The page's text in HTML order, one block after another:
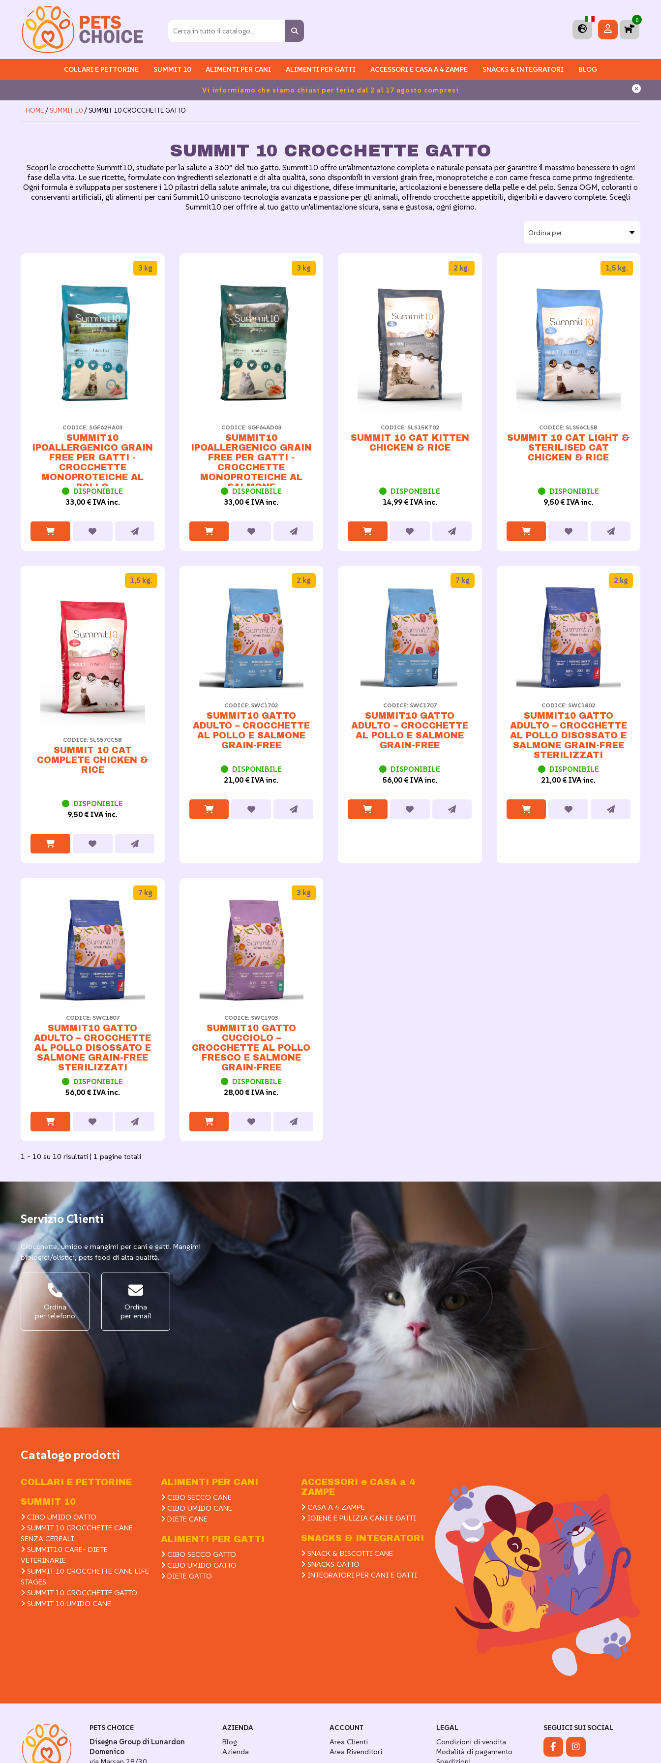
0
COLLARI E PETTORINE SUMMIT 10 ALIMENTI PER CANI ALIMENTI PER GATTI ACCESSORI E CASA A 4 ZAMPE SNACKS & INTEGRATORI BLOG
Spese di spedizione gratuite per ordini superiori a 39,90 euro in Italia
HOME / SUMMIT 10 / SUMMIT 10 CROCCHETTE GATTO
SUMMIT 10 CROCCHETTE GATTO
Scopri le crocchette Summit10, studiate per la salute a 360° del tuo gatto. Summit10 offre un’alimentazione completa e naturale pensata per garantire il massimo benessere in ogni
fase della vita. Le sue ricette, formulate con ingredienti selezionati e di alta qualità, sono disponibili in versioni grain free, monoproteiche e con carne fresca come primo ingrediente.
Ogni formula è sviluppata per sostenere i 10 pilastri della salute animale, tra cui digestione, difese immunitarie, articolazioni e benessere della pelle e del pelo. Senza OGM, coloranti o
conservanti artificiali, gli alimenti per cani Summit10 uniscono tecnologia avanzata e passione per gli animali, offrendo crocchette appetibili, digeribili e davvero complete. Scegli
Summit10 per offrire al tuo gatto un’alimentazione sicura, sana e gustosa, ogni giorno.
CODICE: SGF62HA03
SUMMIT10
IPOALLERGENICO GRAIN
FREE PER GATTI -
CROCCHETTE
MONOPROTEICHE AL
POLLO
3 kg
DISPONIBILE
33,00 € IVA inc.
CODICE: SGF64AD03
SUMMIT10
IPOALLERGENICO GRAIN
FREE PER GATTI -
CROCCHETTE
MONOPROTEICHE AL
SALMONE
3 kg
DISPONIBILE
33,00 € IVA inc.
CODICE: SLS15KT02
SUMMIT 10 CAT KITTEN
CHICKEN & RICE
2 kg.
DISPONIBILE
14,99 € IVA inc.
CODICE: SLS56CL5B
SUMMIT 10 CAT LIGHT &
STERILISED CAT
CHICKEN & RICE
1,5 kg.
DISPONIBILE
9,50 € IVA inc.
CODICE: SLS57CC5B
SUMMIT 10 CAT
COMPLETE CHICKEN &
RICE
1,5 kg.
DISPONIBILE
9,50 € IVA inc.
CODICE: SWC1702
SUMMIT10 GATTO
ADULTO – CROCCHETTE
AL POLLO E SALMONE
GRAIN-FREE
2 kg
DISPONIBILE
21,00 € IVA inc.
CODICE: SWC1707
SUMMIT10 GATTO
ADULTO – CROCCHETTE
AL POLLO E SALMONE
GRAIN-FREE
7 kg
DISPONIBILE
56,00 € IVA inc.
CODICE: SWC1802
SUMMIT10 GATTO
ADULTO – CROCCHETTE
AL POLLO DISOSSATO E
SALMONE GRAIN-FREE
STERILIZZATI
2 kg
DISPONIBILE
21,00 € IVA inc.
CODICE: SWC1807
SUMMIT10 GATTO
ADULTO – CROCCHETTE
AL POLLO DISOSSATO E
SALMONE GRAIN-FREE
STERILIZZATI
7 kg
DISPONIBILE
56,00 € IVA inc.
CODICE: SWC1903
SUMMIT10 GATTO
CUCCIOLO –
CROCCHETTE AL POLLO
FRESCO E SALMONE
GRAIN-FREE
3 kg
DISPONIBILE
28,00 € IVA inc.
1 - 10 su 10 risultati | 1 pagine totali
Servizio Clienti
Crocchette, umido e mangimi per cani e gatti. Mangimi
biologici/olistici, pets food di alta qualità.
Ordina
per telefono
Ordina
per email
Catalogo prodotti
COLLARI E PETTORINE
SUMMIT 10
CIBO UMIDO GATTO
SUMMIT 10 CROCCHETTE CANE
SENZA CEREALI
SUMMIT10 CARE- DIETE
VETERINARIE
SUMMIT 10 CROCCHETTE CANE LIFE
STAGES
SUMMIT 10 CROCCHETTE GATTO
SUMMIT 10 UMIDO CANE
ALIMENTI PER CANI
CIBO SECCO CANE
CIBO UMIDO CANE
DIETE CANE
ALIMENTI PER GATTI
CIBO SECCO GATTO
CIBO UMIDO GATTO
DIETE GATTO
ACCESSORI e CASA a 4
ZAMPE
CASA A 4 ZAMPE
IGIENE E PULIZIA CANI E GATTI
SNACKS & INTEGRATORI
SNACK & BISCOTTI CANE
SNACKS GATTO
INTEGRATORI PER CANI E GATTI
PETS CHOICE
Disegna Group di Lunardon
Domenico
AZIENDA
Blog
Azienda
ACCOUNT
Area Clienti
Area Rivenditori
LEGAL
Condizioni di vendita
Modalità di pagamento
SEGUICI SUI SOCIAL